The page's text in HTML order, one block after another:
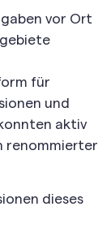
gaben vor Ort
für
und
aktiv
renommierter
dieses